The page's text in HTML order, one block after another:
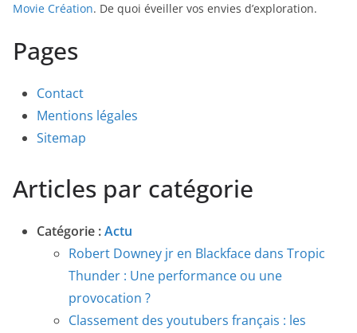
Movie Création. De quoi éveiller vos envies d’exploration.
Pages
Contact
Mentions légales
Sitemap
Articles par catégorie
Catégorie :Actu
Robert Downey jr en Blackface dans Tropic
Thunder : Une performance ou une
provocation ?
Classement des youtubers français : les